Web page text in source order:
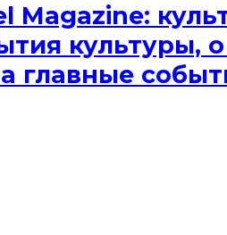
Magazine:
культуры,
главные